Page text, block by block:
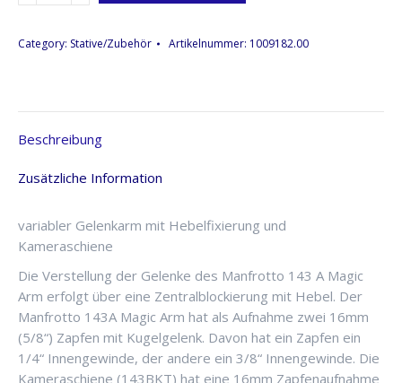
Manfrotto
Category: Stative/Zubehör Artikelnummer: 1009182.00
Beschreibung
Zusätzliche Information
variabler Gelenkarm mit Hebelfixierung und
Kameraschiene
Die Verstellung der Gelenke des Manfrotto 143 A Magic
Arm erfolgt über eine Zentralblockierung mit Hebel. Der
Manfrotto 143A Magic Arm hat als Aufnahme zwei 16mm
(5/8“) Zapfen mit Kugelgelenk. Davon hat ein Zapfen ein
1/4“ Innengewinde, der andere ein 3/8“ Innengewinde. Die
Kameraschiene (143BKT) hat eine 16mm Zapfenaufnahme